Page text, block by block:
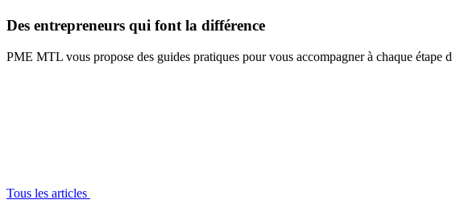
Des entrepreneurs qui font la différence
PME MTL vous propose des guides pratiques pour vous accompagner à chaque étape
Tous les articles